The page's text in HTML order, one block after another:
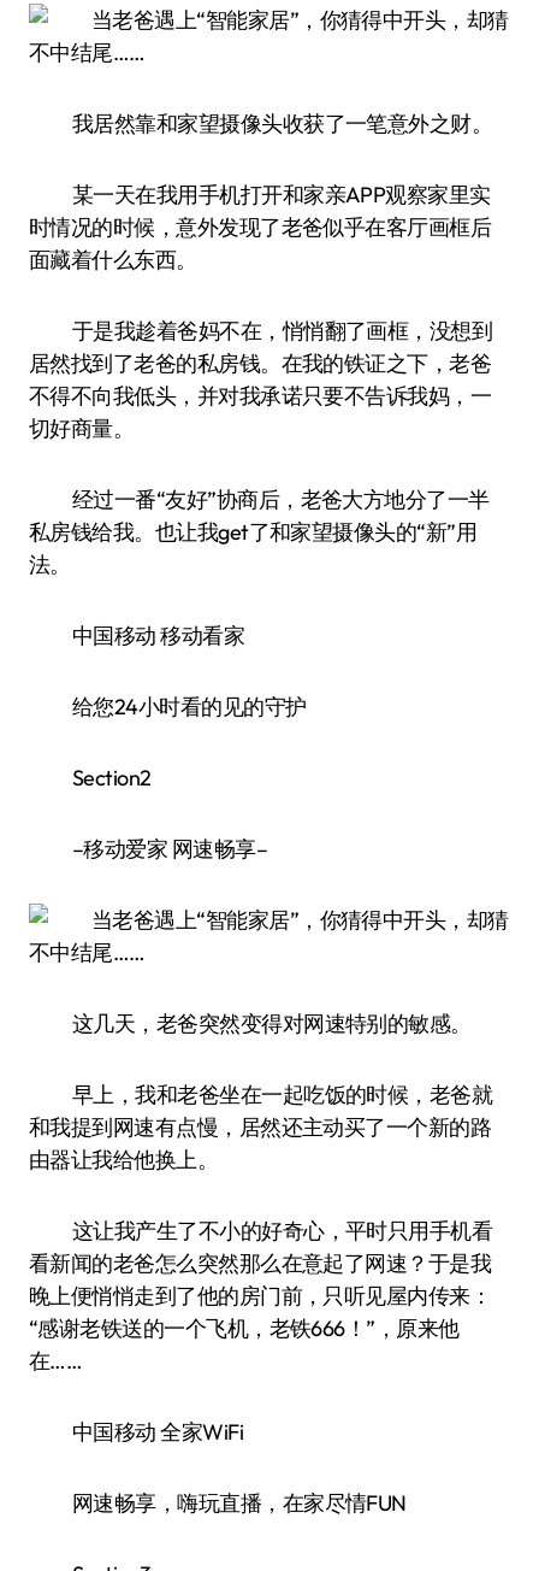
我居然靠和家望摄像头收获了一笔意外之财。
某一天在我用手机打开和家亲APP观察家里实
时情况的时候，意外发现了老爸似乎在客厅画框后
面藏着什么东西。
于是我趁着爸妈不在，悄悄翻了画框，没想到
居然找到了老爸的私房钱。在我的铁证之下，老爸
不得不向我低头，并对我承诺只要不告诉我妈，一
切好商量。
经过一番“友好”协商后，老爸大方地分了一半
私房钱给我。也让我get了和家望摄像头的“新”用
法。
中国移动 移动看家
给您24小时看的见的守护
Section2
–移动爱家 网速畅享–
这几天，老爸突然变得对网速特别的敏感。
早上，我和老爸坐在一起吃饭的时候，老爸就
和我提到网速有点慢，居然还主动买了一个新的路
由器让我给他换上。
这让我产生了不小的好奇心，平时只用手机看
看新闻的老爸怎么突然那么在意起了网速？于是我
晚上便悄悄走到了他的房门前，只听见屋内传来：
“感谢老铁送的一个飞机，老铁666！”，原来他
在……
中国移动 全家WiFi
网速畅享，嗨玩直播，在家尽情FUN